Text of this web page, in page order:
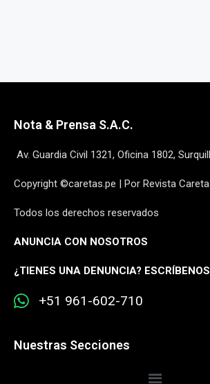
Nota & Prensa S.A.C.
Av. Guardia Civil 1321, Oficina 1802,
Copyright ©caretas.pe | Por Revista
Todos los derechos reservados
ANUNCIA CON NOSOTROS
¿TIENES UNA DENUNCIA? ESCRÍBENOS
+51 961-602-710
Nuestras Secciones